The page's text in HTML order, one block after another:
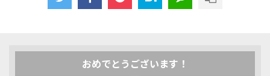
おめでとうございます！